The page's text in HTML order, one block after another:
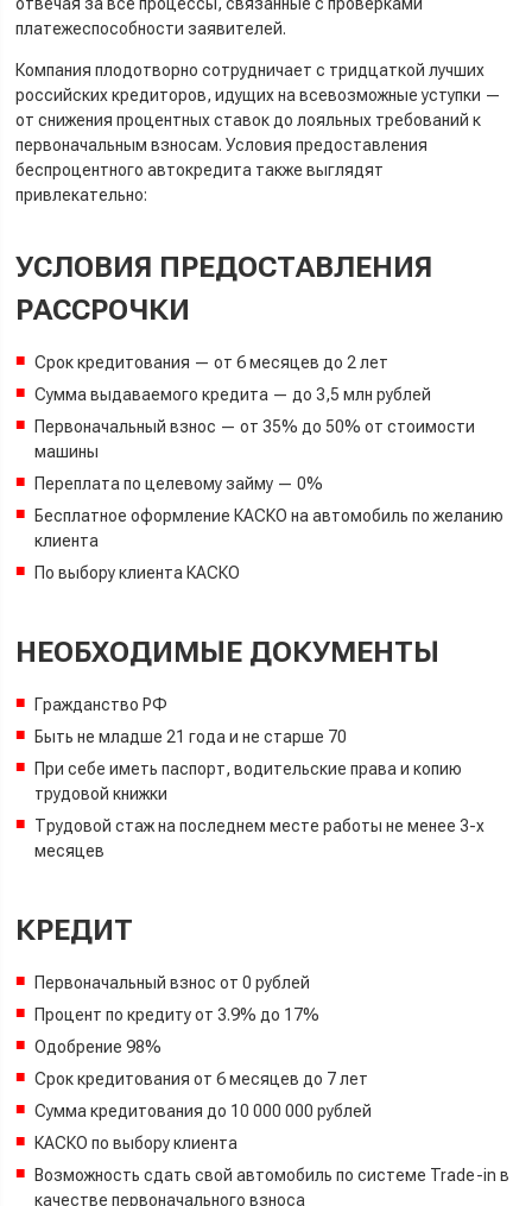
платежеспособности заявителей.
Компания плодотворно сотрудничает с тридцаткой лучших
российских кредиторов, идущих на всевозможные уступки —
от снижения процентных ставок до лояльных требований к
первоначальным взносам. Условия предоставления
беспроцентного автокредита также выглядят
привлекательно:
УСЛОВИЯ ПРЕДОСТАВЛЕНИЯ
РАССРОЧКИ
Cрок кредитования — от 6 месяцев до 2 лет
Cумма выдаваемого кредита — до 3,5 млн рублей
Первоначальный взнос — от 35% до 50% от стоимости
машины
Переплата по целевому займу — 0%
Бесплатное оформление КАСКО на автомобиль по желанию
клиента
По выбору клиента КАСКО
НЕОБХОДИМЫЕ ДОКУМЕНТЫ
Гражданство РФ
Быть не младше 21 года и не старше 70
При себе иметь паспорт, водительские права и копию
трудовой книжки
Трудовой стаж на последнем месте работы не менее 3-х
месяцев
КРЕДИТ
Первоначальный взнос от 0 рублей
Процент по кредиту от 3.9% до 17%
Одобрение 98%
Срок кредитования от 6 месяцев до 7 лет
Сумма кредитования до 10 000 000 рублей
КАСКО по выбору клиента
Возможность сдать свой автомобиль по системе Trade-in в
качестве первоначального взноса